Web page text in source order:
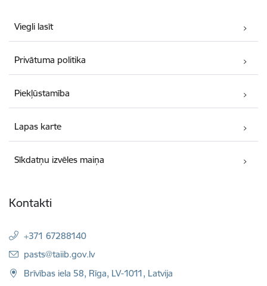
Viegli lasīt
Privātuma politika
Piekļūstamība
Lapas karte
Sīkdatņu izvēles maiņa
Kontakti
+371 67288140
E-pasts:
pasts@taiib.gov.lv
Brīvības iela 58, Rīga, LV-1011, Latvija